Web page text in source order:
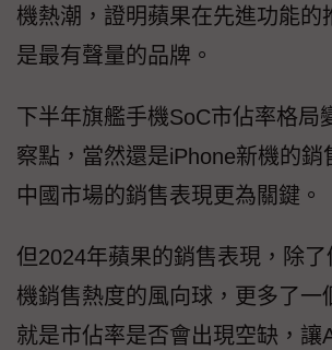
機熱潮，證明蘋果在先進功能的
是最有聲量的品牌。
下半年旗艦手機SoC市佔率格局
察點，當然還是iPhone新機的銷
中國市場的銷售表現更為關鍵。
但2024年蘋果的銷售表現，除
機銷售熱度的風向球，更多了一
就是市佔率是否會出現空缺，讓